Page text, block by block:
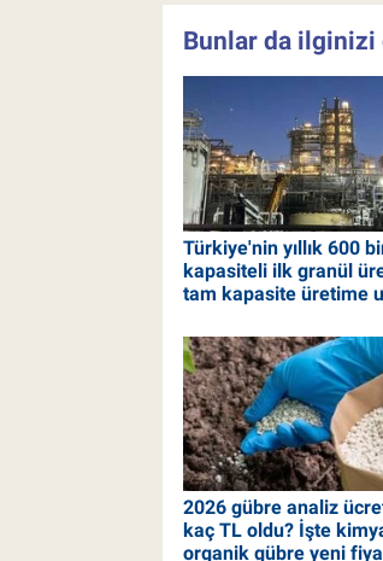
Bunlar da
Türkiye'nin yıllık 600
kapasiteli ilk granül
tam kapasite üretime
2026 gübre analiz
kaç TL oldu? İşte
organik gübre yeni